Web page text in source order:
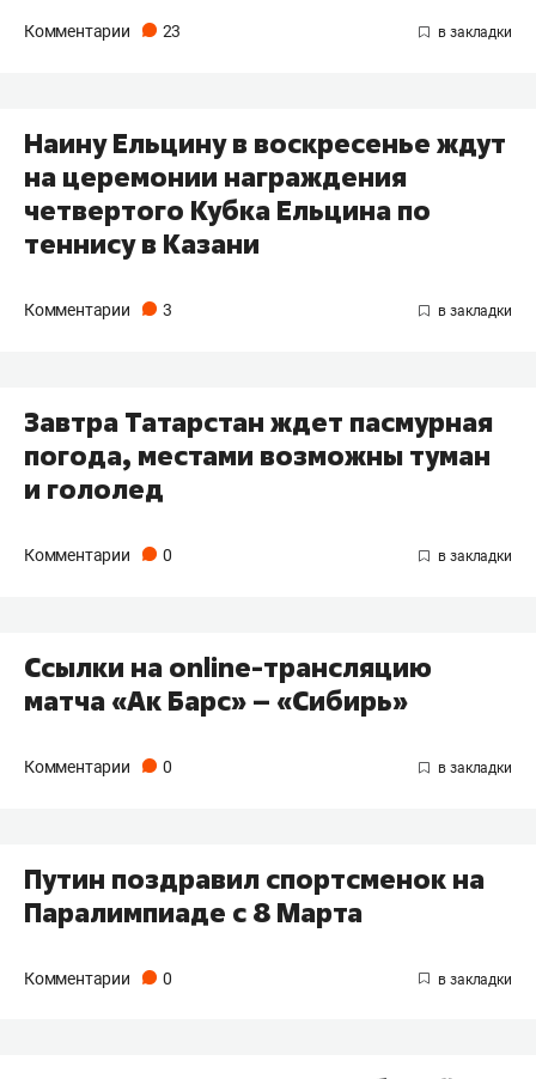
Комментарии 23
Наину Ельцину в воскресенье ждут
на церемонии награждения
четвертого Кубка Ельцина по
теннису в Казани
Комментарии 3
Завтра Татарстан ждет пасмурная
погода, местами возможны туман
и гололед
Комментарии 0
Ссылки на online-трансляцию
матча «Ак Барс» – «Сибирь»
Комментарии 0
Путин поздравил спортсменок на
Паралимпиаде с 8 Марта
Комментарии 0